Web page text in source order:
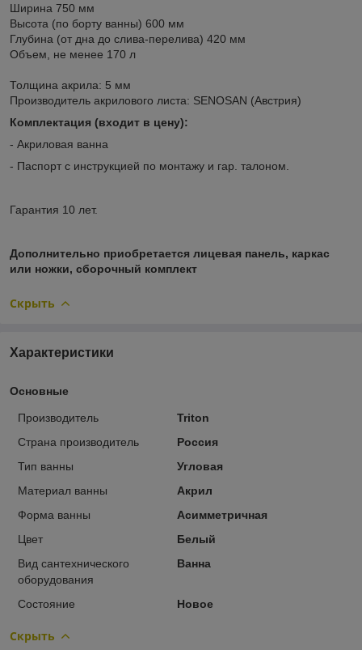
Ширина 750 мм
Высота (по борту ванны) 600 мм
Глубина (от дна до слива-перелива) 420 мм
Объем, не менее 170 л
Толщина акрила: 5 мм
Производитель акрилового листа: SENOSAN (Австрия)
Комплектация (входит в цену):
- Акриловая ванна
- Паспорт с инструкцией по монтажу и гар. талоном.
Гарантия 10 лет.
Дополнительно приобретается лицевая панель, каркас
или ножки, сборочный комплект
Скрыть
Характеристики
Основные
Производитель
Triton
Страна производитель
Россия
Тип ванны
Угловая
Материал ванны
Акрил
Форма ванны
Асимметричная
Цвет
Белый
Вид сантехнического
оборудования
Ванна
Состояние Новое
Скрыть